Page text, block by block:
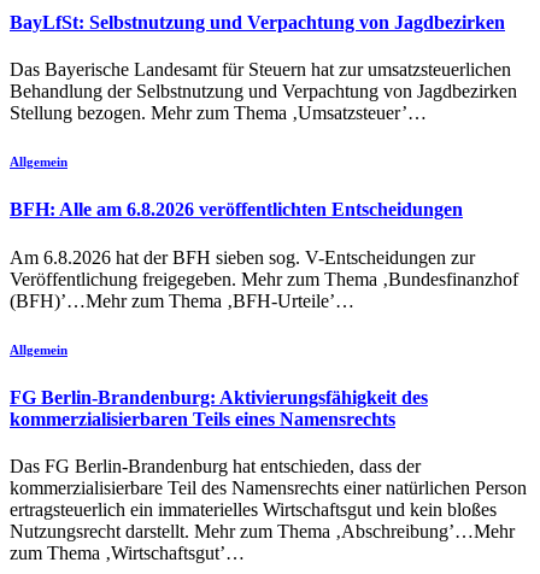
BayLfSt: Selbstnutzung und Verpachtung von Jagdbezirken
Das Bayerische Landesamt für Steuern hat zur umsatzsteuerlichen
Behandlung der Selbstnutzung und Verpachtung von Jagdbezirken
Stellung bezogen. Mehr zum Thema ‚Umsatzsteuer’…
Allgemein
BFH: Alle am 6.8.2026 veröffentlichten Entscheidungen
Am 6.8.2026 hat der BFH sieben sog. V-Entscheidungen zur
Veröffentlichung freigegeben. Mehr zum Thema ‚Bundesfinanzhof
(BFH)’…Mehr zum Thema ‚BFH-Urteile’…
Allgemein
FG Berlin-Brandenburg: Aktivierungsfähigkeit des
kommerzialisierbaren Teils eines Namensrechts
Das FG Berlin-Brandenburg hat entschieden, dass der
kommerzialisierbare Teil des Namensrechts einer natürlichen Person
ertragsteuerlich ein immaterielles Wirtschaftsgut und kein bloßes
Nutzungsrecht darstellt. Mehr zum Thema ‚Abschreibung’…Mehr
zum Thema ‚Wirtschaftsgut’…